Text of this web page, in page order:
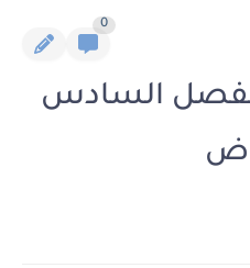
0
الفصل السادس